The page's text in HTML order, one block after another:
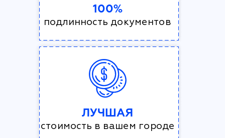
100%
подлинность документов
ЛУЧШАЯ
стоимость в вашем городе